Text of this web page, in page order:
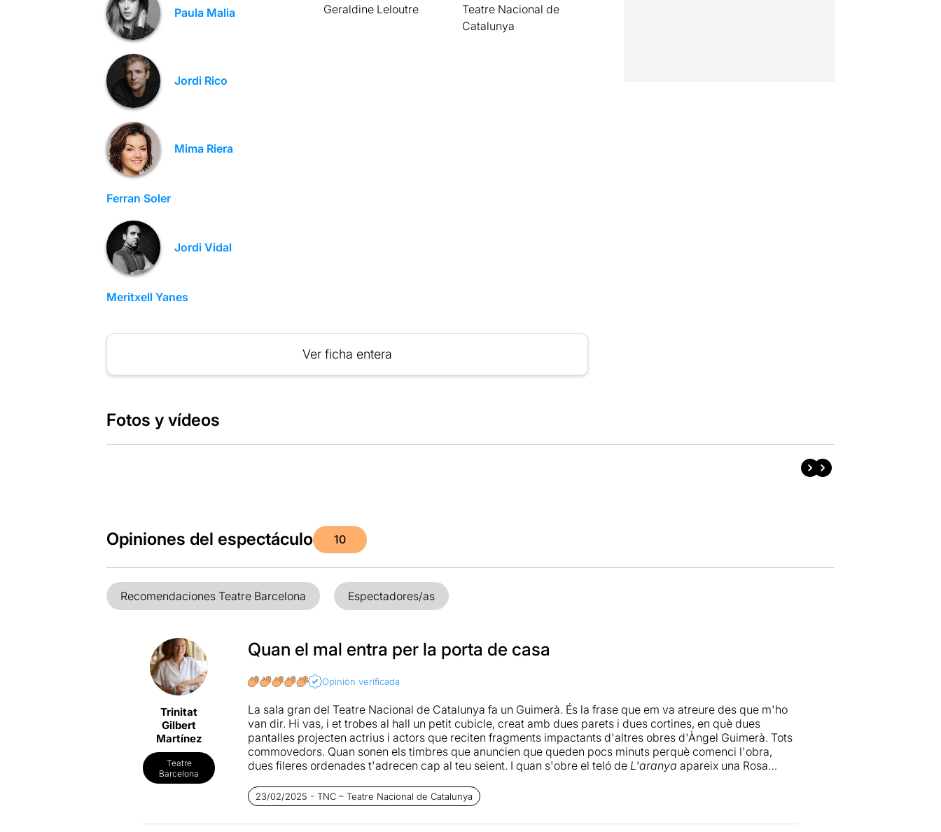
Paula Malia
Jordi Rico
Mima Riera
Ferran Soler
Jordi Vidal
Meritxell Yanes
Geraldine Leloutre
Teatre Nacional de
Catalunya
Ver ficha entera
Fotos y vídeos
Opiniones del espectáculo 10
Recomendaciones Teatre Barcelona Espectadores/as
Trinitat
Gilbert
Martínez
Teatre
Barcelona
Quan el mal entra per la porta de casa
Opinión verificada
La sala gran del Teatre Nacional de Catalunya fa un Guimerà. És la frase que em va atreure des que m'ho
van dir. Hi vas, i et trobes al hall un petit cubicle, creat amb dues parets i dues cortines, en què dues
pantalles projecten actrius i actors que reciten fragments impactants d'altres obres d'Àngel Guimerà. Tots
commovedors. Quan sonen els timbres que anuncien que queden pocs minuts perquè comenci l'obra,
dues fileres ordenades t'adrecen cap al teu seient. I quan s'obre el teló de L'aranya apareix una Rosa
l'alegria prové del fet de pensar i creure que està embarassada, i per això espera amb ànsia que arribi la
seva parella, en Miquel, per fer-l'hi saber. A la introducció de l'obra coneixem de seguida els fils
secundaris de l'obra, de vegades perfilats de forma esperpèntica, d'altres amb una mica més de
23/02/2025 - TNC – Teatre Nacional de Catalunya